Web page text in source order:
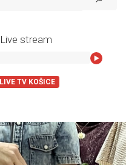
Live stream
LIVE TV KOŠICE